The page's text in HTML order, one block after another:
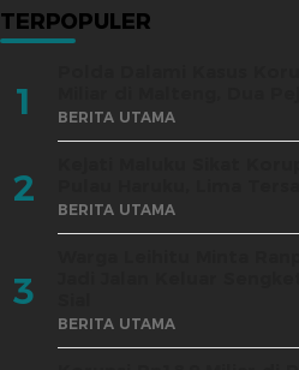
TERPOPULER
1 BERITA UTAMA
2 BERITA UTAMA
3
BERITA UTAMA